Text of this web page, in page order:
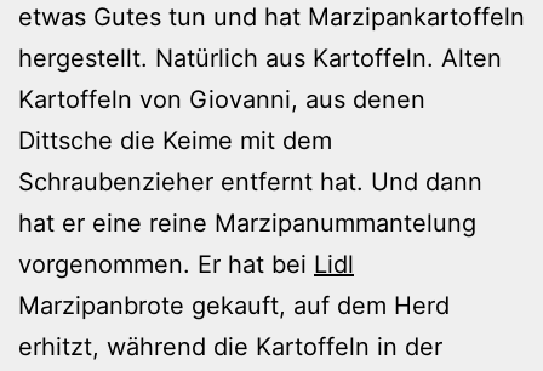
etwas Gutes tun und hat Marzipankartoffeln
hergestellt. Natürlich aus Kartoffeln. Alten
Kartoffeln von Giovanni, aus denen
Dittsche die Keime mit dem
Schraubenzieher entfernt hat. Und dann
hat er eine reine Marzipanummantelung
vorgenommen. Er hat bei Lidl
Marzipanbrote gekauft, auf dem Herd
erhitzt, während die Kartoffeln in der